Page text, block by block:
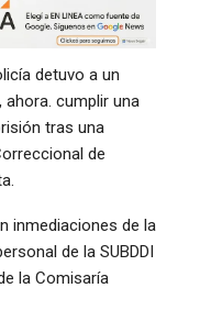
detuvo a un
ahora. cumplir una
tras una
de
inmediaciones de la
de la SUBDDI
la Comisaría